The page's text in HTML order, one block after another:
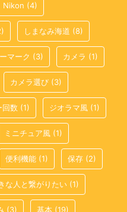
Nikon (4)
しまなみ海道 (8)
マーク (3) カメラ (1)
カメラ選び (3)
回数 (1) ジオラマ風 (1)
ミニチュア風 (1)
便利機能 (1) 保存 (2)
な人と繋がりたい (1)
(3) 基本 (19)